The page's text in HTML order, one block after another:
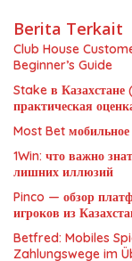
Berita Terkait
Club House
Beginner’s Guide
Stake в
практическая
Most Bet
1Win: что важно
лишних иллюзий
Pinco — обзор
игроков из
Betfred: Mobiles
Zahlungswege im